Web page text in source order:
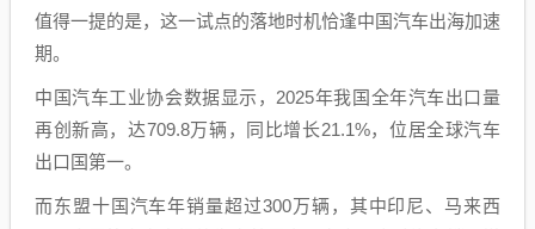
值得一提的是，这一试点的落地时机恰逢中国汽车出海加速
期。
中国汽车工业协会数据显示，2025年我国全年汽车出口量
再创新高，达709.8万辆，同比增长21.1%，位居全球汽车
出口国第一。
而东盟十国汽车年销量超过300万辆，其中印尼、马来西